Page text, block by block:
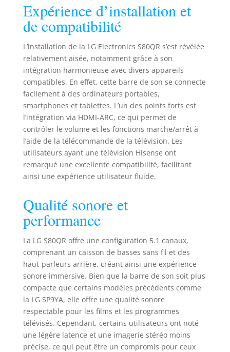
Expérience d’installation et
de compatibilité
L’installation de la LG Electronics S80QR s’est révélée
relativement aisée, notamment grâce à son
intégration harmonieuse avec divers appareils
compatibles. En effet, cette barre de son se connecte
facilement à des ordinateurs portables,
smartphones et tablettes. L’un des points forts est
l’intégration via HDMI-ARC, ce qui permet de
contrôler le volume et les fonctions marche/arrêt à
l’aide de la télécommande de la télévision. Les
utilisateurs ayant une télévision Hisense ont
remarqué une excellente compatibilité, facilitant
ainsi une expérience utilisateur fluide.
Qualité sonore et
performance
La LG S80QR offre une configuration 5.1 canaux,
comprenant un caisson de basses sans fil et des
haut-parleurs arrière, créant ainsi une expérience
sonore immersive. Bien que la barre de son soit plus
compacte que certains modèles précédents comme
la LG SP9YA, elle offre une qualité sonore
respectable pour les films et les programmes
télévisés. Cependant, certains utilisateurs ont noté
une légère latence et une imagerie stéréo moins
précise, ce qui peut être un compromis pour ceux